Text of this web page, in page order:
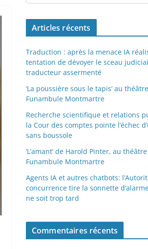
Articles récents
Traduction : après la menace IA
tentation de dévoyer le sceau
traducteur assermenté
‘La poussière sous le tapis’ au
Funambule Montmartre
Recherche scientifique et relations
la Cour des comptes pointe l’échec
sans boussole
‘L’amant’ de Harold Pinter, au
Funambule Montmartre
Agents IA et autres chatbots:
concurrence tire la sonnette
ne soit trop tard
Commentaires récents